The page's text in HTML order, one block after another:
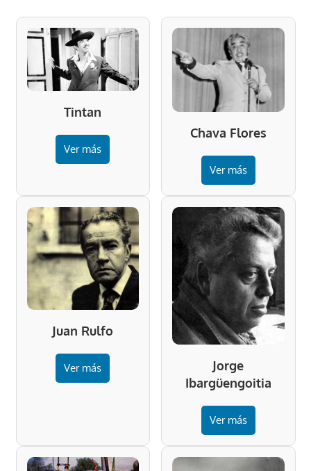
Tintan
Ver más
Chava Flores
Ver más
Juan Rulfo
Ver más
Jorge
Ibargüengoitia
Ver más